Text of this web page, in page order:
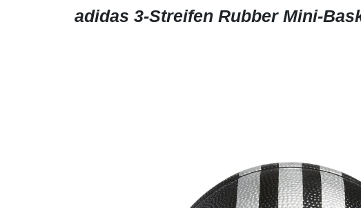
adidas 3-Streifen Rubber Mini-